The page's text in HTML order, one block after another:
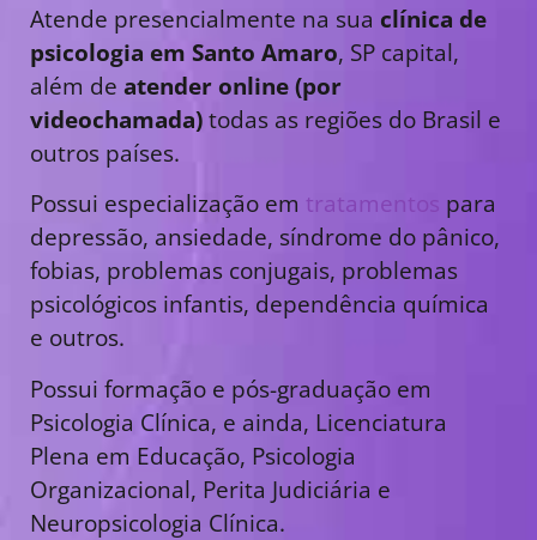
Atende presencialmente na sua clínica de
psicologia em Santo Amaro, SP capital,
além de atender online (por
videochamada)todas as regiões do Brasil e
outros países.
Possui especialização em tratamentos para
depressão, ansiedade, síndrome do pânico,
fobias, problemas conjugais, problemas
psicológicos infantis, dependência química
e outros.
Possui formação e pós-graduação em
Psicologia Clínica, e ainda, Licenciatura
Plena em Educação, Psicologia
Organizacional, Perita Judiciária e
Neuropsicologia Clínica.